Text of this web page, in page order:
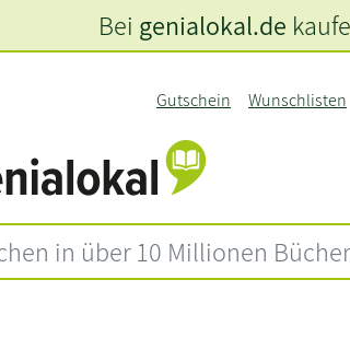
Gutschein Wunschlisten
Bei genialokal.de